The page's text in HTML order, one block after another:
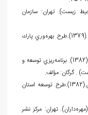
(محيط زيست). تهران: سازمان
وري پارك
ريزي توسعه و
. گرگان: مؤلف.
ريزي استان گلستان.(1382).طرح توسعه استان
داران). تهران: مركز نشر